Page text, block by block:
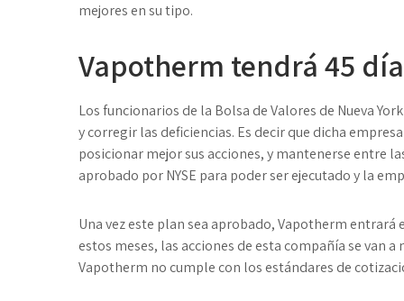
mejores en su tipo.
Vapotherm tendrá 45
Los funcionarios de la Bolsa de Valores de Nueva
y corregir las deficiencias. Es decir que dicha
posicionar mejor sus acciones, y mantenerse entre
aprobado por NYSE para poder ser ejecutado y la
Una vez este plan sea aprobado, Vapotherm
estos meses, las acciones de esta compañía se van
Vapotherm no cumple con los estándares de